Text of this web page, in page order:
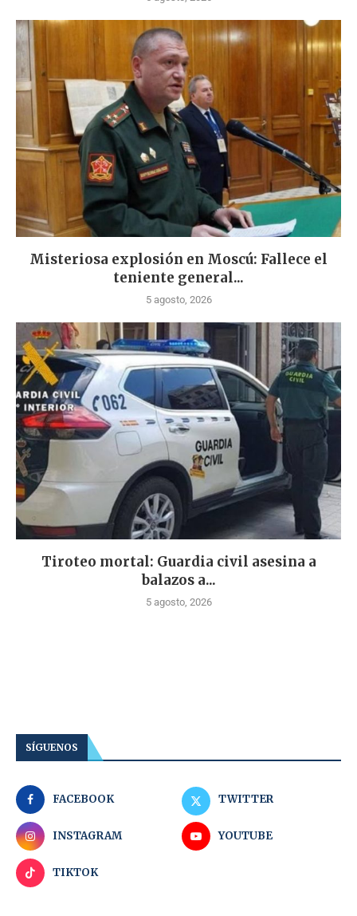
Misteriosa explosión en Moscú: Fallece el
teniente general...
5 agosto, 2026
Tiroteo mortal: Guardia civil asesina a
balazos a...
5 agosto, 2026
SÍGUENOS
FACEBOOK TWITTER
INSTAGRAM YOUTUBE
TIKTOK